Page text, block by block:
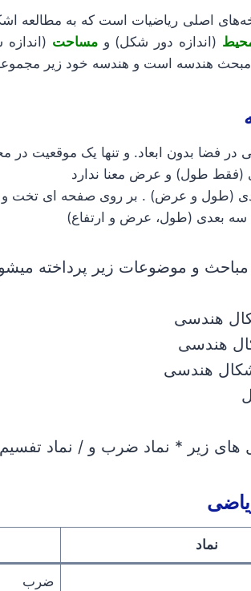
اصلی ریاضیات است که به مطالعه
(اندازه دور شکل) ومساحت
مبحث هندسه است و هندسه خود زیر
در فضا بدون ابعاد. و تنها یک موقعیت
(فقط طول) و عرض معنا ندارد
(طول و عرض) . بر روی صفحه ای تخت و
سه بعدی (طول، عرض و ارتفاع)
و موضوعات زیر پرداخته
هندسی
هندسی
هندسی
های زیر * نماد ضرب و / نماد
نماد
ضرب